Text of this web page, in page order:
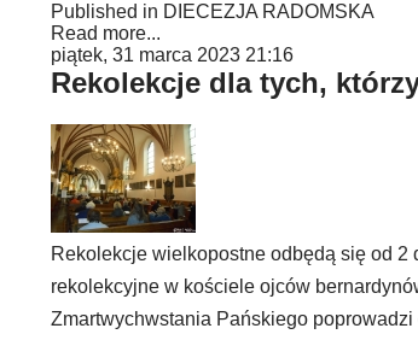
Published in DIECEZJA RADOMSKA
Read more...
piątek, 31 marca 2023 21:16
Rekolekcje dla tych,
Rekolekcje wielkopostne odbędą się od
rekolekcyjne w kościele ojców
Zmartwychwstania Pańskiego